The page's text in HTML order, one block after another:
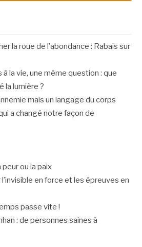
la roue de l’abondance : Rabais sur
la vie, une même question : que
la lumière ?
mais un langage du corps
a changé notre façon de
peur ou la paix
en force et les épreuves en
passe vite !
: de personnes saines à